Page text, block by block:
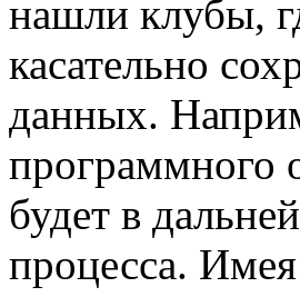
нашли клубы,
касательно
данных.
программного
будет в
процесса.